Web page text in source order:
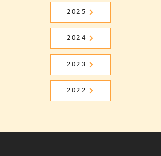
2025
2024
2023
2022